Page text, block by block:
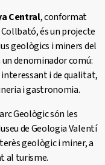
Central, conformat
és un projecte
geològics i miners del
denominador comú:
i de qualitat,
i gastronomia.
Geològic són les
de Geologia Valentí
geològic i miner, a
al turisme.